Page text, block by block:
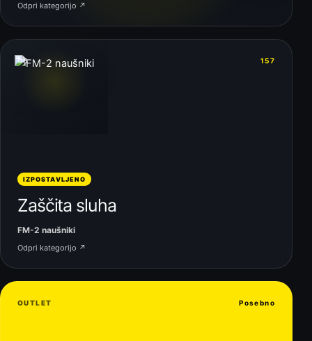
Odpri kategorijo ↗
06 157
IZPOSTAVLJENO
Zaščita sluha
FM-2 naušniki
Odpri kategorijo ↗
OUTLET Posebno